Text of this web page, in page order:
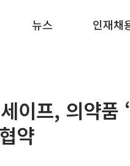
뉴스 인재채
이프, 의약품
약